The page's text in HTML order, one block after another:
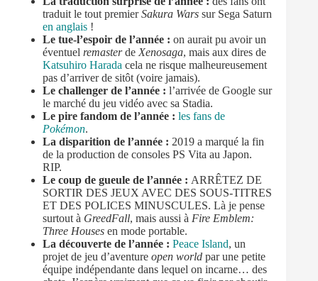
traduit le tout premierSakura Wars sur Sega Saturn
en anglais !
Le tue-l’espoir de l’année : on aurait pu avoir un
éventuel remasterde Xenosaga, mais aux dires de
Katsuhiro Harada cela ne risque malheureusement
pas d’arriver de sitôt (voire jamais).
Le challenger de l’année : l’arrivée de Google sur
le marché du jeu vidéo avec sa Stadia.
Le pire fandom de l’année : les fans de
Pokémon.
La disparition de l’année : 2019 a marqué la fin
de la production de consoles PS Vita au Japon.
RIP.
Le coup de gueule de l’année : ARRÊTEZ DE
SORTIR DES JEUX AVEC DES SOUS-TITRES
ET DES POLICES MINUSCULES. Là je pense
surtout à GreedFall, mais aussi à Fire Emblem:
Three Houses en mode portable.
La découverte de l’année : Peace Island, un
projet de jeu d’aventure open world par une petite
équipe indépendante dans lequel on incarne… des